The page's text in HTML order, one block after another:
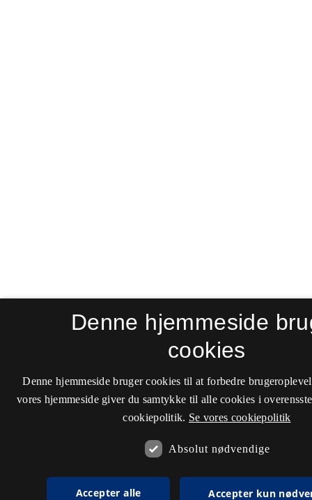
Denne hjemmeside
cookies
Denne hjemmeside bruger cookies til at forbedre
vores hjemmeside giver du samtykke til alle cookies i
cookiepolitik. Se vores cookiepolitik
Absolut nødvendige
Accepter alle Accepter kun